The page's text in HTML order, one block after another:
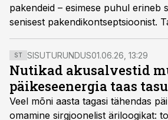
pakendeid – esimese puhul erineb
senisest pakendikontseptsioonist.
bränd, ent kuna selle sisu ehk
siis tekkis vajadus seda värskust
tarbijatele kommunikeerida, rääkis
turundusdirektor Janne Laik-
ST SISUTURUNDUS01.06.26, 13:29
Nutikad akusalvestid
päikeseenergia taas
Veel mõni aasta tagasi tähendas
omamine sirgjoonelist äriloogikat: